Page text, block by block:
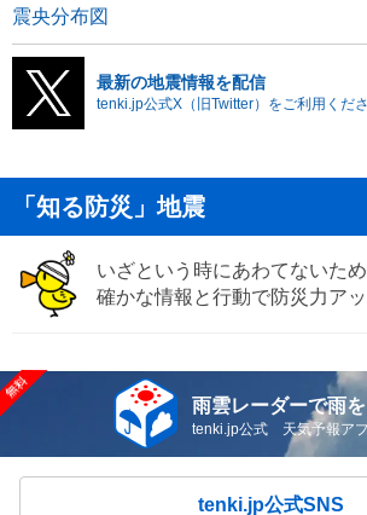
震央分布図
最新の地震情報を配信
tenki.jp公式X（旧Twitter）をご利用くださ
「知る防災」地震
いざという時にあわてないた
確かな情報と行動で防災力ア
雨雲レーダーで雨を
tenki.jp公式 天気予報ア
tenki.jp公式SNS